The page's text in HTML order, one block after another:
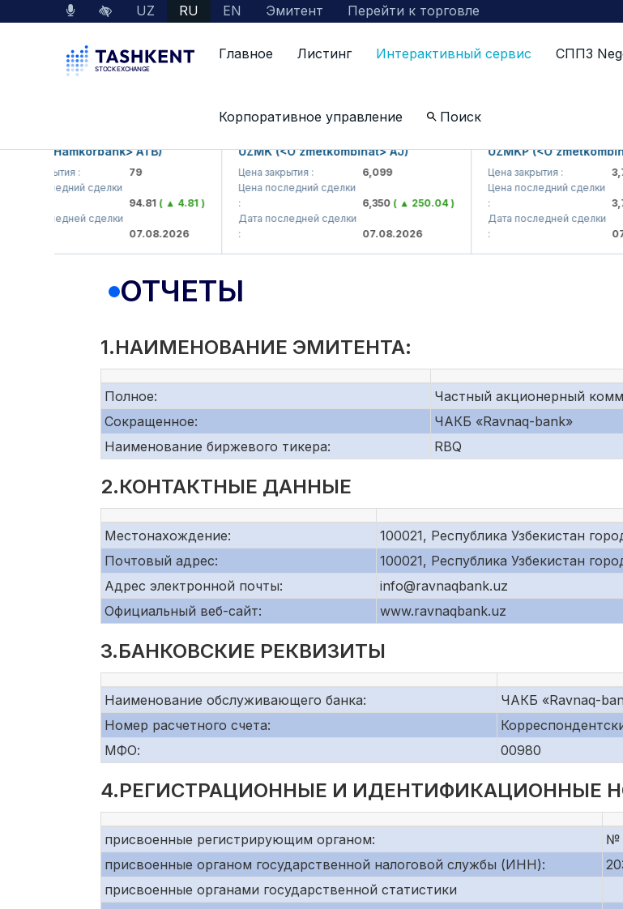
UZ RU EN Эмитент Перейти к торговле
Главное Листинг Интерактивный сервис СППЗ
Корпоративное управление Поиск
Раскрытие информации по компаниям включенных в
(<Hamkorbank> ATB)
закрытия :
последний сделки
94.81( ▲ 4.81 )
последней сделки
07.08.2026
UZMK (<O'zmetkombinat> AJ)
Цена закрытия :
6,099
Цена последний сделки
6,350( ▲ 250.04 )
Дата последней сделки
07.08.2026
UZMKP (<O'zmetkombinat>
Цена закрытия :
Цена последний сделки
3,744(
Дата последней сделки
ОТЧЕТЫ
1.НАИМЕНОВАНИЕ ЭМИТЕНТА:
Полное:
Частный акционерный
Сокращенное:
ЧАКБ «Ravnaq-bank»
Наименование биржевого тикера:
RBQ
2.КОНТАКТНЫЕ ДАННЫЕ
Местонахождение:
100021, Республика Узбекистан
Почтовый адрес:
100021, Республика Узбекистан
Адрес электронной почты:
info@ravnaqbank.uz
Официальный веб-сайт:
www.ravnaqbank.uz
3.БАНКОВСКИЕ РЕКВИЗИТЫ
Наименование обслуживающего банка:
ЧАКБ «Ravnaq-
Номер расчетного счета:
МФО:
00980
4.РЕГИСТРАЦИОННЫЕ И ИДЕНТИФИКАЦИОННЫЕ
присвоенные регистрирующим органом:
№
присвоенные органом государственной налоговой службы (ИНН):
присвоенные органами государственной статистики